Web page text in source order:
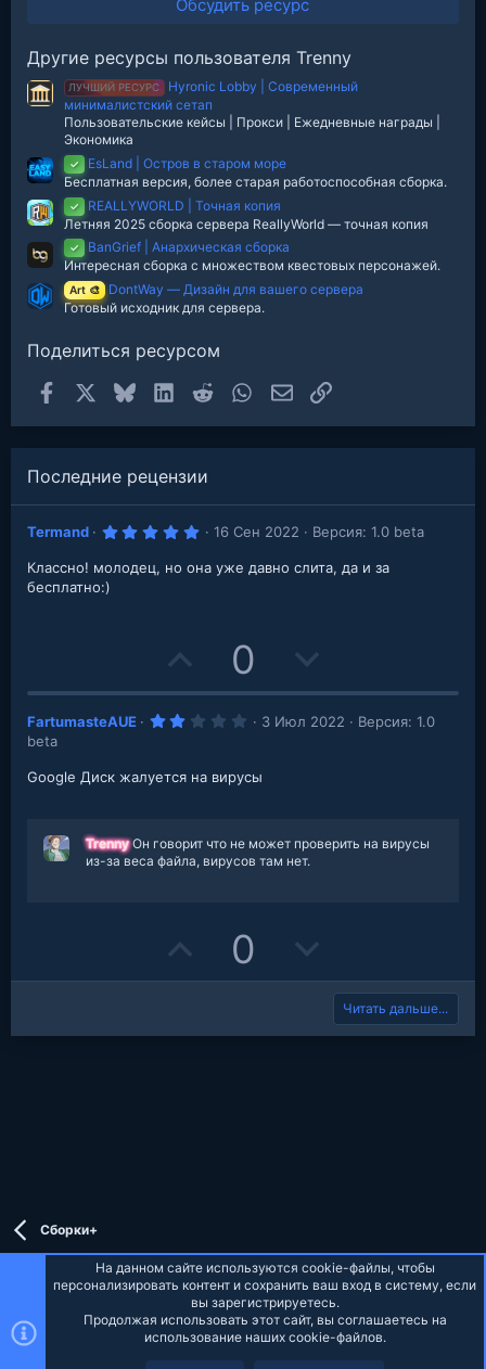
з
д
Обсудить ресурс
Другие ресурсы пользователя Trenny
ЛУЧШИЙ РЕСУРС
Hyronic Lobby | Современный
минималистский сетап
Пользовательские кейсы | Прокси | Ежедневные награды |
Экономика
✓
EsLand | Остров в старом море
Бесплатная версия, более старая работоспособная сборка.
✓
REALLYWORLD | Точная копия
Летняя 2025 сборка сервера ReallyWorld — точная копия
✓
BanGrief | Анархическая сборка
Интересная сборка с множеством квестовых персонажей.
Art 🎨
DontWay — Дизайн для вашего сервера
Готовый исходник для сервера.
Поделиться ресурсом
Facebook Bluesky LinkedInReddit WhatsAppЭлектронная почта
Ссылка
Последние рецензии
Termand
5
0
16 Сен 2022 Версия: 1.0 beta
Классно! молодец, но она уже давно слита, да и за
бесплатно:)
p
v
o
e
0
o
w
o
FartumasteAUE
2
з
3 Июл 2022
Версия: 1.0
beta
Google Диск жалуется на вирусы
Trenny Он говорит что не может проверить на вирусы
из-за веса файла, вирусов там нет.
p
v
0
o
w
Читать дальше...
Сборки+
Russian (RU)
Верх
На данном сайте используются cookie-файлы, чтобы
персонализировать контент и сохранить ваш вход в систему, если
вы зарегистрируетесь.
Продолжая использовать этот сайт, вы соглашаетесь на
использование наших cookie-файлов.